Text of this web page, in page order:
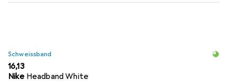
Schweissband
EUR
16,13
Nike Headband White